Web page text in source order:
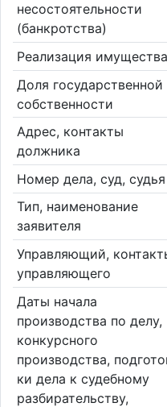
несостоятельности
(банкротства)
Реализация имущества
Доля государственной
собственности
Адрес, контакты
должника
Номер дела, суд, судья
Тип, наименование
заявителя
Управляющий,
управляющего
Даты начала
производства по делу,
конкурсного
производства,
ки дела к судебному
разбирательству,